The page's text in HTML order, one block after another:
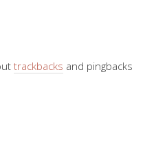
trackbacks and pingbacks